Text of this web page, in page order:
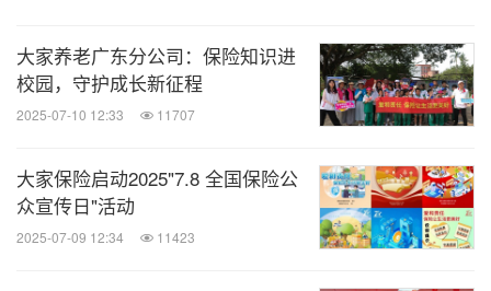
大家养老广东分公司：保险知识进
校园，守护成长新征程
2025-07-10 12:33 11707
大家保险启动2025"7.8 全国保险公
众宣传日"活动
2025-07-09 12:34 11423